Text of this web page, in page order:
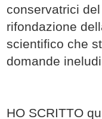
conservatrici
rifondazione
scientifico che
domande
HO SCRITTO